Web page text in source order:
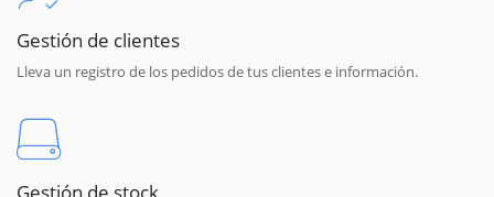
Gestión de clientes
Lleva un registro de los pedidos de tus clientes e información.
Gestión de stock